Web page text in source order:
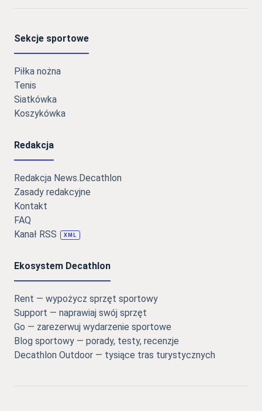
Sekcje sportowe
Piłka nożna
Tenis
Siatkówka
Koszykówka
Redakcja
Redakcja News.Decathlon
Zasady redakcyjne
Kontakt
FAQ
Kanał RSS
XML
Ekosystem Decathlon
Rent — wypożycz sprzęt sportowy
Support — naprawiaj swój sprzęt
Go — zarezerwuj wydarzenie sportowe
Blog sportowy — porady, testy, recenzje
Decathlon Outdoor — tysiące tras turystycznych